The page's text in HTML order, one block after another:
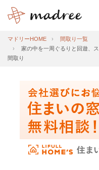
マドリーHOME
間取り一覧
家の中を一周ぐるりと回遊、
間取り